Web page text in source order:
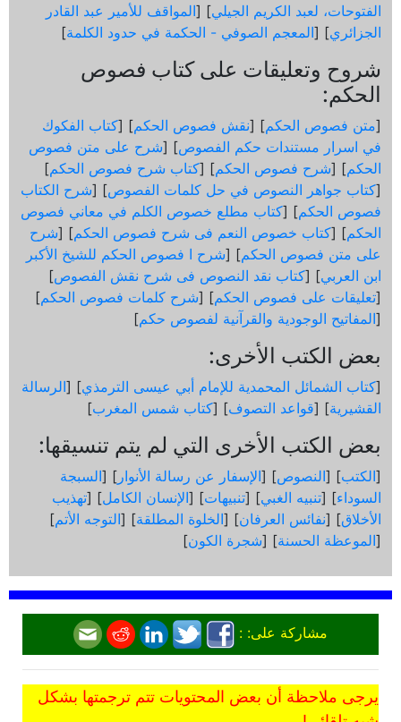
الفتوحات، لعبد الكريم الجيلي] [المواقف للأمير عبد القادر
الجزائري] [المعجم الصوفي - الحكمة في حدود الكلمة]
شروح وتعليقات على كتاب فصوص
الحكم:
[متن فصوص الحكم] [نقش فصوص الحكم] [كتاب الفكوك
في اسرار مستندات حكم الفصوص] [شرح على متن فصوص
الحكم] [شرح فصوص الحكم] [كتاب شرح فصوص الحكم]
[كتاب جواهر النصوص في حل كلمات الفصوص] [شرح الكتاب
فصوص الحكم] [كتاب مطلع خصوص الكلم في معاني فصوص
الحكم] [كتاب خصوص النعم فى شرح فصوص الحكم] [شرح
على متن فصوص الحكم] [شرح ا فصوص الحكم للشيخ الأكبر
ابن العربي] [كتاب نقد النصوص فى شرح نقش الفصوص]
[تعليقات على فصوص الحكم] [شرح كلمات فصوص الحكم]
[المفاتيح الوجودية والقرآنیة لفصوص حكم]
بعض الكتب الأخرى:
[كتاب الشمائل المحمدية للإمام أبي عيسى الترمذي] [الرسالة
القشيرية] [قواعد التصوف] [كتاب شمس المغرب]
بعض الكتب الأخرى التي لم يتم تنسيقها:
[الكتب] [النصوص] [الإسفار عن رسالة الأنوار ] [السبجة
السوداء] [تنبيه الغبي] [تنبيهات] [الإنسان الكامل] [تهذيب
الأخلاق] [نفائس العرفان] [الخلوة المطلقة] [التوجه الأتم]
[الموعظة الحسنة] [شجرة الكون]
مشاركة على: :
يرجى ملاحظة أن بعض المحتويات تتم ترجمتها بشكل